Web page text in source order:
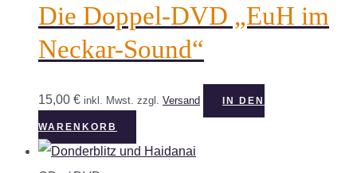
Die Doppel-DVD „EuH im
Neckar-Sound“
15,00 € inkl. Mwst. zzgl. Versand IN DEN
WARENKORB